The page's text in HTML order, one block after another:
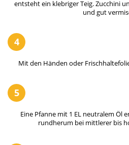
entsteht ein klebriger Teig. Zucchini
und gut
4
Mit den Händen oder
5
Eine Pfanne mit 1 EL neutralem Öl
rundherum bei mittlerer bis